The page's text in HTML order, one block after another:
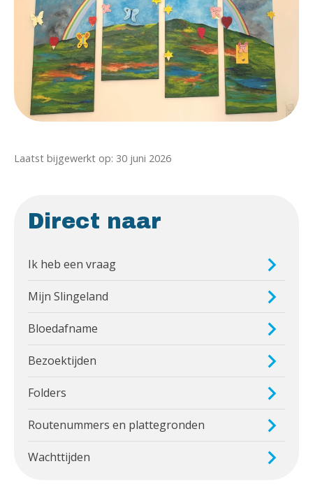
Laatst bijgewerkt op: 30 juni 2026
Direct naar
Ik heb een vraag
Mijn Slingeland
Bloedafname
Bezoektijden
Folders
Routenummers en plattegronden
Wachttijden